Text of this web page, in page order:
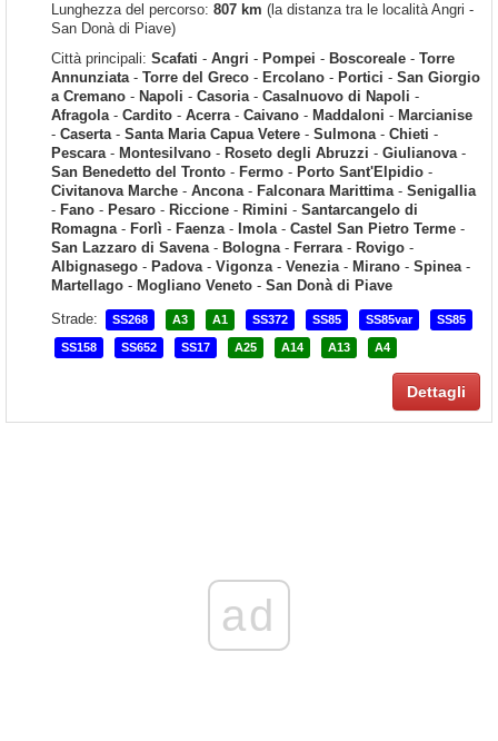
Lunghezza del percorso: 807 km (la distanza tra le località Angri -
San Donà di Piave)
Città principali: Scafati - Angri - Pompei - Boscoreale - Torre
Annunziata- Torre del Greco - Ercolano - Portici - San Giorgio
a Cremano - Napoli - Casoria- Casalnuovo di Napoli -
Afragola- Cardito - Acerra- Caivano - Maddaloni - Marcianise
- Caserta- Santa Maria Capua Vetere - Sulmona- Chieti -
Pescara- Montesilvano - Roseto degli Abruzzi - Giulianova-
San Benedetto del Tronto - Fermo - Porto Sant'Elpidio -
Civitanova Marche - Ancona- Falconara Marittima- Senigallia
- Fano - Pesaro - Riccione - Rimini - Santarcangelo di
Romagna- Forlì - Faenza- Imola- Castel San Pietro Terme -
San Lazzaro di Savena- Bologna- Ferrara- Rovigo -
Albignasego - Padova- Vigonza- Venezia- Mirano - Spinea-
Martellago - Mogliano Veneto - San Donà di Piave
Strade:
SS268 A3 A1 SS372 SS85 SS85var SS85
SS158 SS652 SS17 A25 A14 A13 A4
Dettagli
ad